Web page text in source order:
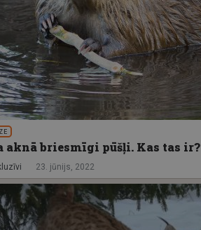
aknā briesmīgi pūšļi. Kas tas ir?
23. jūnijs, 2022